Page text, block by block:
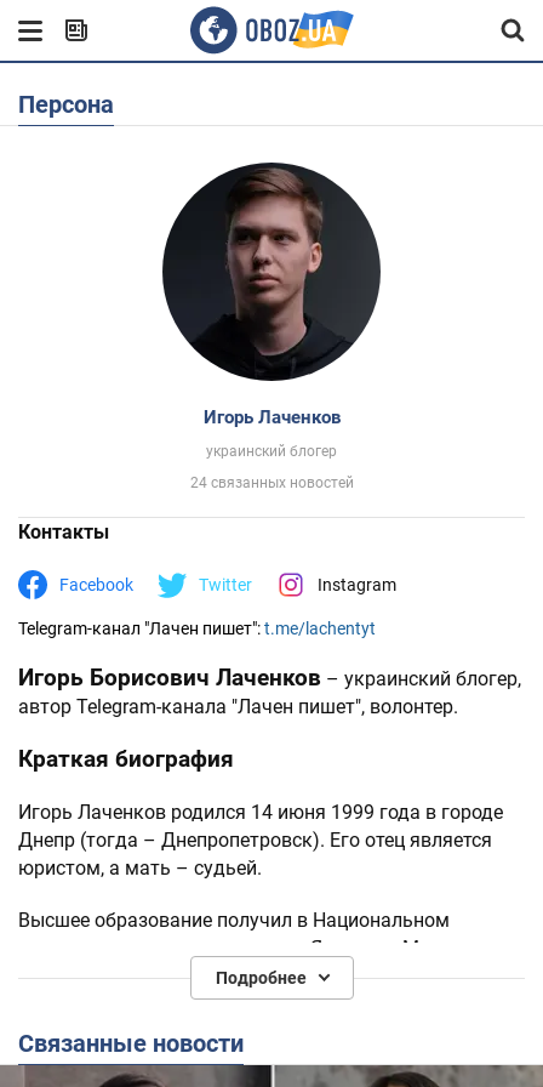
Персона
Игорь Лаченков
украинский блогер
24 связанных новостей
Контакты
Facebook Twitter Instagram
Telegram-канал "Лачен пишет":t.me/lachentyt
Игорь Борисович Лаченков – украинский блогер,
автор Telegram-канала "Лачен пишет", волонтер.
Краткая биография
Игорь Лаченков родился 14 июня 1999 года в городе
Днепр (тогда – Днепропетровск). Его отец является
юристом, а мать – судьей.
Высшее образование получил в Национальном
юридическом университете им. Ярослава Мудрого.
Имеет степень бакалавра по специальности "юстиция
и право". Также учился на экономическом факультете
Харьковского университета им. Каразина, но бросил
учебу.
Подробнее
Связанные новости